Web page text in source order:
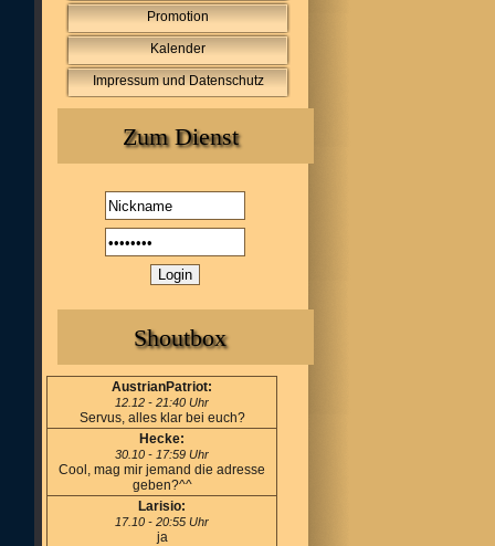
Promotion
Kalender
Impressum und Datenschutz
Zum Dienst
Shoutbox
AustrianPatriot:
12.12 - 21:40 Uhr
Servus, alles klar bei euch?
Hecke:
30.10 - 17:59 Uhr
Cool, mag mir jemand die adresse
geben?^^
Larisio:
17.10 - 20:55 Uhr
ja